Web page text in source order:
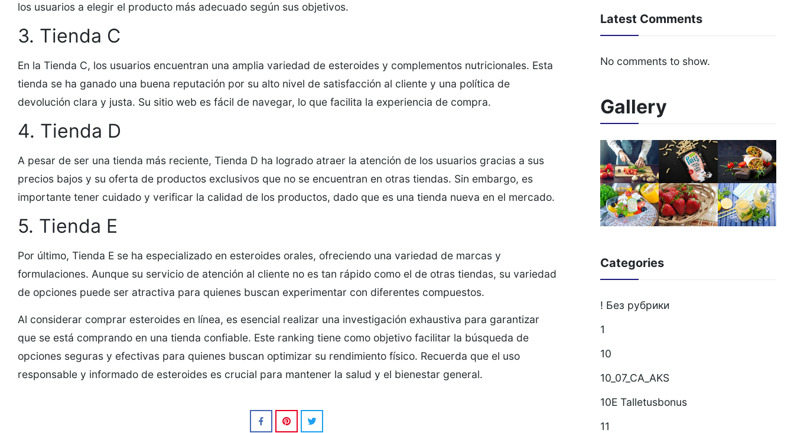
los usuarios a elegir el producto más adecuado según sus objetivos.
3. Tienda C
En la Tienda C, los usuarios encuentran una amplia variedad de esteroides y complementos nutricionales. Esta
tienda se ha ganado una buena reputación por su alto nivel de satisfacción al cliente y una política de
devolución clara y justa. Su sitio web es fácil de navegar, lo que facilita la experiencia de compra.
4. Tienda D
A pesar de ser una tienda más reciente, Tienda D ha logrado atraer la atención de los usuarios gracias a sus
precios bajos y su oferta de productos exclusivos que no se encuentran en otras tiendas. Sin embargo, es
importante tener cuidado y verificar la calidad de los productos, dado que es una tienda nueva en el mercado.
5. Tienda E
Por último, Tienda E se ha especializado en esteroides orales, ofreciendo una variedad de marcas y
formulaciones. Aunque su servicio de atención al cliente no es tan rápido como el de otras tiendas, su variedad
de opciones puede ser atractiva para quienes buscan experimentar con diferentes compuestos.
Al considerar comprar esteroides en línea, es esencial realizar una investigación exhaustiva para garantizar
que se está comprando en una tienda confiable. Este ranking tiene como objetivo facilitar la búsqueda de
opciones seguras y efectivas para quienes buscan optimizar su rendimiento físico. Recuerda que el uso
responsable y informado de esteroides es crucial para mantener la salud y el bienestar general.
Latest Comments
No comments to show.
Gallery
Categories
! Без рубрики
1
10
10_07_CA_AKS
10E Talletusbonus
11